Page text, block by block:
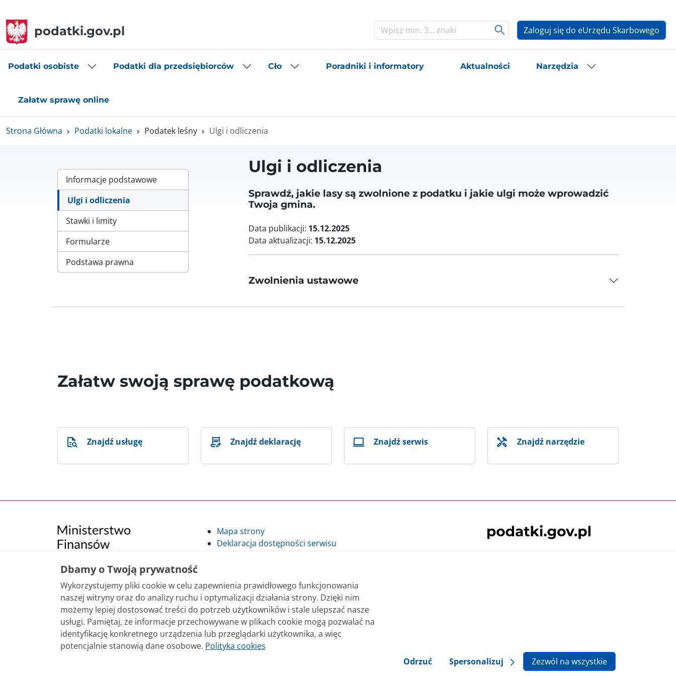
podatki.gov.pl Zaloguj się do eUrzędu Skarbowego
Podatki osobiste Podatki dla przedsiębiorców Cło Poradniki i informatory Aktualności Narzędzia
Załatw sprawę online
Strona Główna Podatki lokalne Podatek leśny Ulgi i odliczenia
Informacje podstawowe
Ulgi i odliczenia
Stawki i limity
Formularze
Podstawa prawna
Ulgi i odliczenia
Sprawdź, jakie lasy są zwolnione z podatku i jakie ulgi może wprowadzić
Twoja gmina.
Data publikacji: 15.12.2025
Data aktualizacji: 15.12.2025
Zwolnienia ustawowe
Załatw swoją sprawę podatkową
Znajdź usługę Znajdź deklarację Znajdź serwis Znajdź narzędzie
Mapa strony
Deklaracja dostępności serwisu
Polityka cookie
Klauzula informacyjna Szefa Krajowej Administracji Skarbowej
podatki.gov.pl - archiwum
Treści zamieszczone w serwisie udostępniamy bezpłatnie. Korzystanie z treści opublikowanych w serwisie podatki.gov.pl, niezależnie od celu i
sposobu korzystania, nie wymaga zgody Ministerstwa Finansów. Treści znaczone w serwisie jako treści będące przedmiotem praw autorskich, o ile
nie jest to stwierdzone inaczej, są udostępniane na licencji Creative Commons Uznanie Autorstwa 3.0 Polska.
Dbamy o Twoją prywatność
Wykorzystujemy pliki cookie w celu zapewnienia prawidłowego funkcjonowania
naszej witryny oraz do analizy ruchu i optymalizacji działania strony. Dzięki nim
możemy lepiej dostosować treści do potrzeb użytkowników i stale ulepszać nasze
usługi. Pamiętaj, że informacje przechowywane w plikach cookie mogą pozwalać na
identyfikację konkretnego urządzenia lub przeglądarki użytkownika, a więc
potencjalnie stanowią dane osobowe. Polityka cookies
Odrzuć
Spersonalizuj Zezwól na wszystkie